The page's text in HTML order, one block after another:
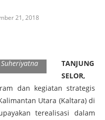
21, 2018
TANJUNG
SELOR,
dan kegiatan strategis
Utara (Kaltara) di
terealisasi dalam